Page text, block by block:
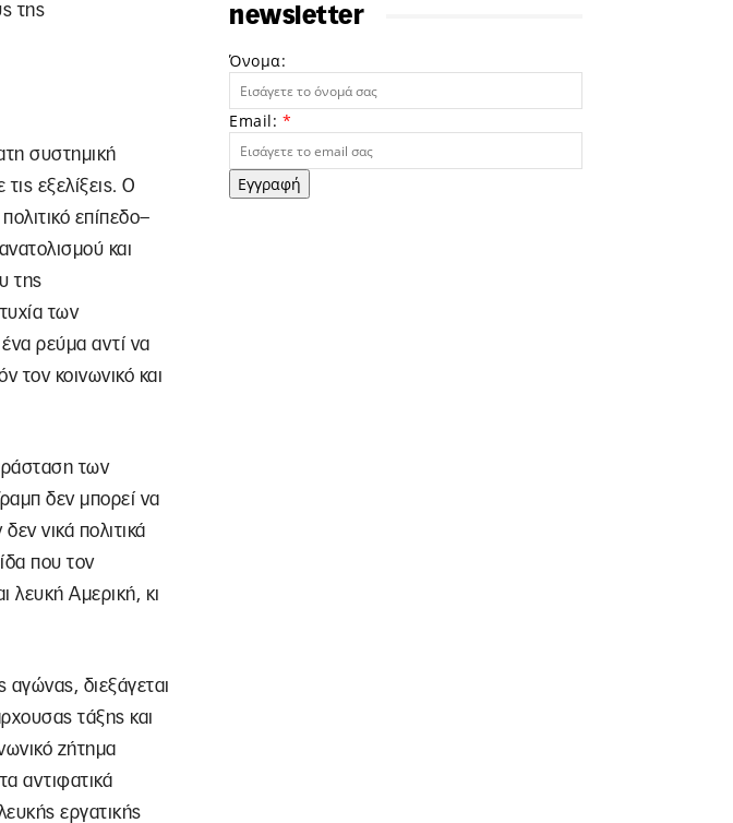
της
συστημική
εξελίξεις. Ο
επίπεδο–
και
της
των
ρεύμα αντί να
τον κοινωνικό και
των
δεν μπορεί να
νικά πολιτικά
που τον
λευκή Αμερική, κι
αγώνας, διεξάγεται
τάξης και
ζήτημα
αντιφατικά
εργατικής
newsletter
Όνομα:
Email: *
Εγγραφή